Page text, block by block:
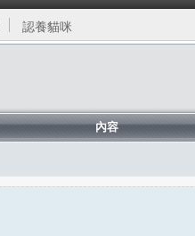
認養貓咪
內容